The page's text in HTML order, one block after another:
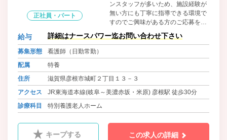
正社員・パート
ンスタッフが多いため、施設経験が
無い方にも丁寧に指導できる環境で
すのでご興味がある方のご応募をお
待ちしております。
給与 詳細はナースパワー迄お問い合わせ下さい
募集形態
看護師（日勤常勤）
配属
特養
住所
滋賀県彦根市城町２丁目１３－３
アクセス
JR東海道本線(岐阜～美濃赤坂・米原) 彦根駅 徒歩30分
診療科目
特別養護老人ホーム
キープする この求人の詳細